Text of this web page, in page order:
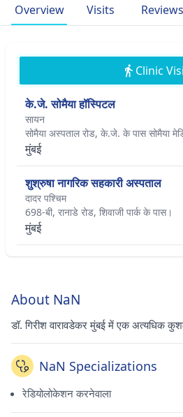
Overview Visits Reviews
Clinic
के.जे. सोमैया हॉस्पिटल
सायन
सोमैया अस्पताल रोड, के.जे. के पास सोमैया
मुंबई
शुश्रुषा नागरिक सहकारी अस्पताल
दादर पश्चिम
698-बी, रानाडे रोड, शिवाजी पार्क के पास।
मुंबई
About NaN
डॉ. गिरीश वारावडेकर मुंबई में एक अत्यधिक
NaN Specializations
रेडियोलोकेशन करनेवाला